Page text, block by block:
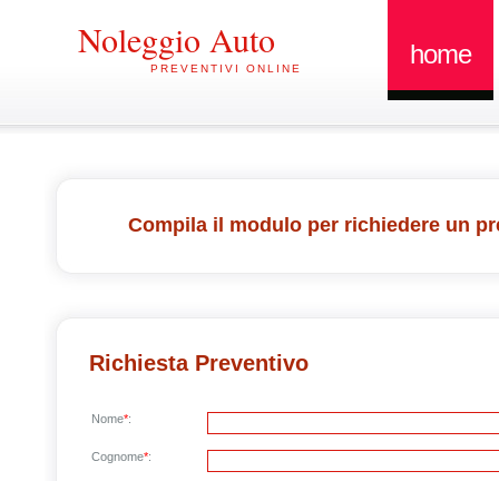
Noleggio Auto
PREVENTIVI ONLINE home
Compila il modulo per richiedere un
Richiesta Preventivo
Nome*:
Cognome*: